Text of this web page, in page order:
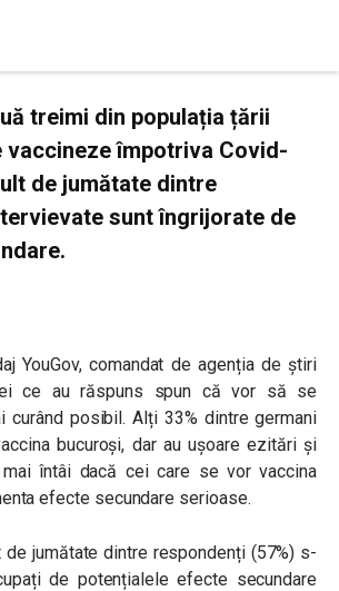
treimi din populația țării
vaccineze împotriva Covid-
de jumătate dintre
sunt îngrijorate de
YouGov, comandat de agenția de știri
ce au răspuns spun că vor să se
curând posibil. Alți 33% dintre germani
bucuroși, dar au ușoare ezitări și
întâi dacă cei care se vor vaccina
efecte secundare serioase.
jumătate dintre respondenți (57%) s-
de potențialele efecte secundare